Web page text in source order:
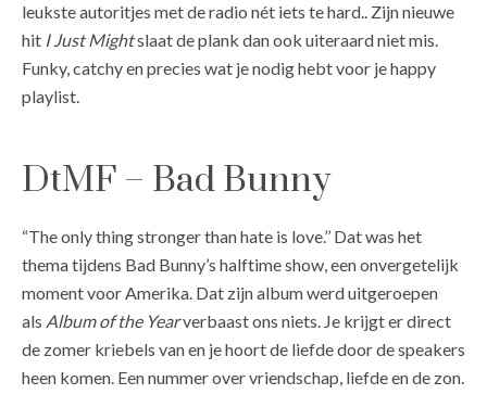
leukste autoritjes met de radio nét iets te hard.. Zijn nieuwe
hit I Just Mightslaat de plank dan ook uiteraard niet mis.
Funky, catchy en precies wat je nodig hebt voor je happy
playlist.
DtMF – Bad Bunny
“The only thing stronger than hate is love.’’ Dat was het
thema tijdens Bad Bunny’s halftime show, een onvergetelijk
moment voor Amerika. Dat zijn album werd uitgeroepen
als Album of the Yearverbaast ons niets. Je krijgt er direct
de zomer kriebels van en je hoort de liefde door de speakers
heen komen. Een nummer over vriendschap, liefde en de zon.